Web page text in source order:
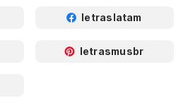
letraslatam
letrasmusbr